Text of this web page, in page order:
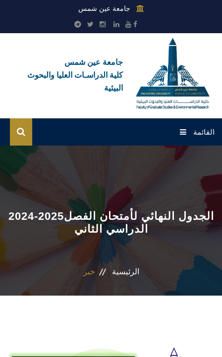
جامعة عين شمس
جامعة عين شمس
كلية الدراسـات العليا والبحوث
البيئية
القائمة
بوابة الطلاب
التسجيل الإلكتروني للطلاب
القطاعات
2024-2025الجدول النهائي لأمتحان الفصل
الدراسي الثاني
الرئيسية خبر